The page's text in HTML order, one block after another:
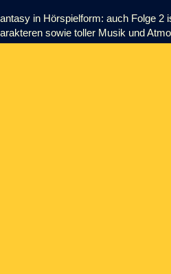
in Hörspielform: auch Folge
sowie toller Musik und